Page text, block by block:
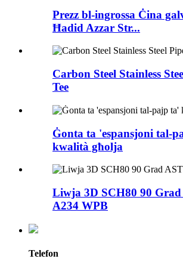
Prezz bl-ingrossa Ċina
Ħadid Azzar Str...
Carbon Steel Stainless
Tee
Ġonta ta 'espansjoni tal-
kwalità għolja
Liwja 3D SCH80 90
A234 WPB
Telefon